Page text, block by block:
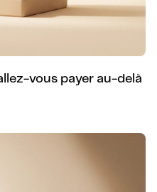
vous payer au-delà